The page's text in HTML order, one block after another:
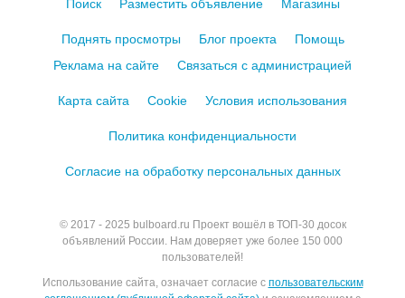
© 2017 - 2025 bulboard.ru Проект вошёл в ТОП-30 досок
объявлений России. Нам доверяет уже более 150 000
пользователей!
Использование сайта, означает согласие с пользовательским
Поиск Разместить объявление Магазины
Поднять просмотры Блог проекта
Помощь
Реклама на сайте
Связаться с администрацией
Карта сайта Cookie Условия использования
Политика конфиденциальности
Согласие на обработку персональных данных